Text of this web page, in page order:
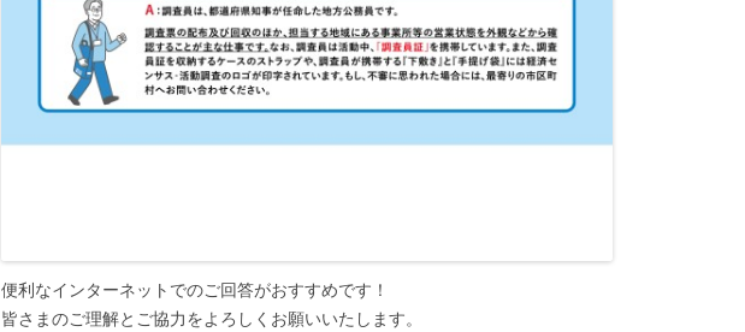
便利なインターネットでのご回答がおすすめです！
皆さまのご理解とご協力をよろしくお願いいたします。